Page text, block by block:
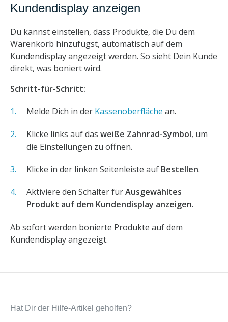
Kundendisplay anzeigen
Du kannst einstellen, dass Produkte, die Du dem
Warenkorb hinzufügst, automatisch auf dem
Kundendisplay angezeigt werden. So sieht Dein Kunde
direkt, was boniert wird.
Schritt-für-Schritt:
Melde Dich in der Kassenoberfläche an.
Klicke links auf das weiße Zahnrad-Symbol, um
die Einstellungen zu öffnen.
Klicke in der linken Seitenleiste auf Bestellen.
Aktiviere den Schalter fürAusgewähltes
Produkt auf dem Kundendisplay anzeigen.
Ab sofort werden bonierte Produkte auf dem
Kundendisplay angezeigt.
Hat Dir der Hilfe-Artikel geholfen?